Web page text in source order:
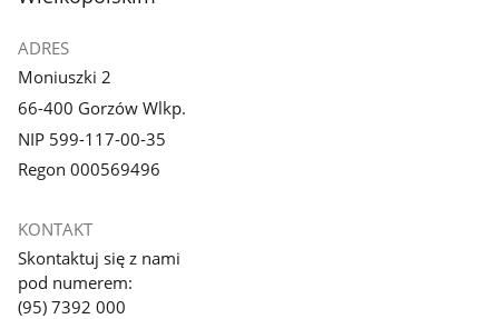
ADRES
Moniuszki 2
66-400 Gorzów Wlkp.
NIP 599-117-00-35
Regon 000569496
KONTAKT
Skontaktuj się z nami
pod numerem:
(95) 7392 000